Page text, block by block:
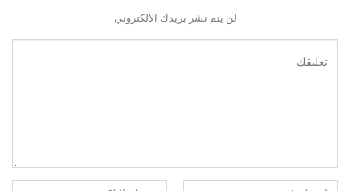
لن يتم نشر بريدك الالكتروني